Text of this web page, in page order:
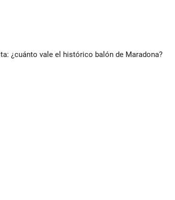
¿cuánto vale el histórico balón de Maradona?